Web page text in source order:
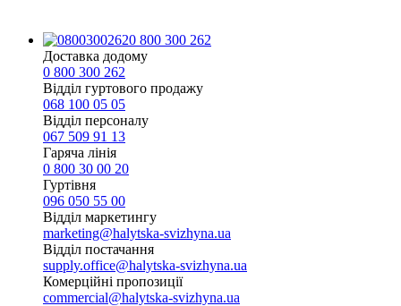
0 800 300 262
Доставка додому
0 800 300 262
Відділ гуртового продажу
068 100 05 05​
Відділ персоналу
067 509 91 13
Гаряча лінія
0 800 30 00 20
Гуртівня
096 050 55 00
Відділ маркетингу
marketing@halytska-svizhyna.ua
Відділ постачання
supply.office@halytska-svizhyna.ua
Комерційні пропозиції
commercial@halytska-svizhyna.ua